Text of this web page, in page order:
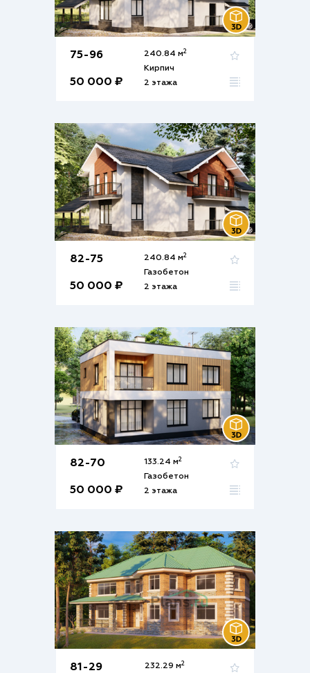
75-96
50 000 ₽
240.84 м2
Кирпич
2 этажа
82-75
50 000 ₽
240.84 м2
Газобетон
2 этажа
82-70
50 000 ₽
133.24 м2
Газобетон
2 этажа
81-29 232.29 м2